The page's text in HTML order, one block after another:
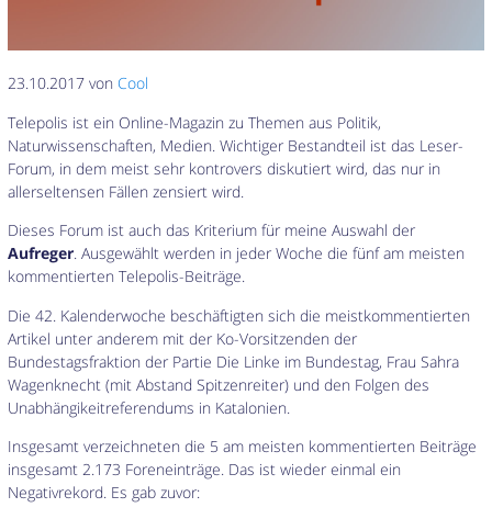
23.10.2017 vonCool
Telepolis ist ein Online-Magazin zu Themen aus Politik,
Naturwissenschaften, Medien. Wichtiger Bestandteil ist das Leser-
Forum, in dem meist sehr kontrovers diskutiert wird, das nur in
allerseltensen Fällen zensiert wird.
Dieses Forum ist auch das Kriterium für meine Auswahl der
Aufreger. Ausgewählt werden in jeder Woche die fünf am meisten
kommentierten Telepolis-Beiträge.
Die 42. Kalenderwoche beschäftigten sich die meistkommentierten
Artikel unter anderem mit der Ko-Vorsitzenden der
Bundestagsfraktion der Partie Die Linke im Bundestag, Frau Sahra
Wagenknecht (mit Abstand Spitzenreiter) und den Folgen des
Unabhängikeitreferendums in Katalonien.
Insgesamt verzeichneten die 5 am meisten kommentierten Beiträge
insgesamt 2.173 Foreneinträge. Das ist wieder einmal ein
Negativrekord. Es gab zuvor: